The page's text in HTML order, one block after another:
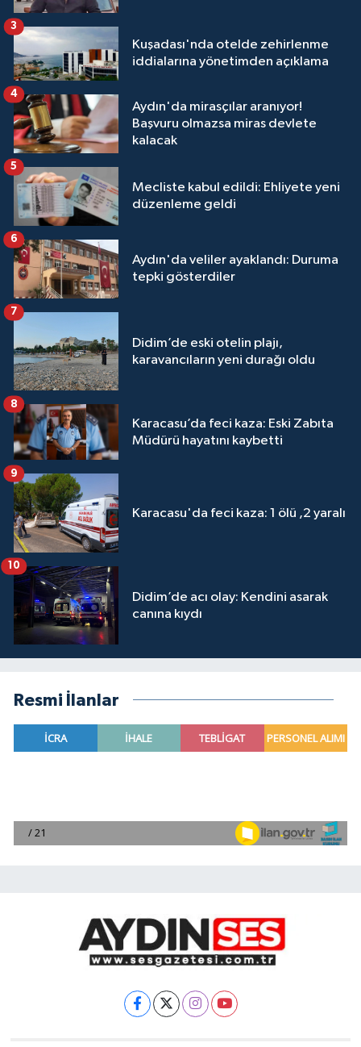
Kuşadası'nda otelde zehirlenme
iddialarına yönetimden açıklama
3
Aydın'da mirasçılar aranıyor!
Başvuru olmazsa miras devlete
kalacak
4
Mecliste kabul edildi: Ehliyete yeni
düzenleme geldi
5
Aydın'da veliler ayaklandı: Duruma
tepki gösterdiler
6
Didim’de eski otelin plajı,
karavancıların yeni durağı oldu
7
Karacasu’da feci kaza: Eski Zabıta
Müdürü hayatını kaybetti
8
Karacasu'da feci kaza: 1 ölü ,2 yaralı
9
Didim’de acı olay: Kendini asarak
canına kıydı
10
Resmi İlanlar